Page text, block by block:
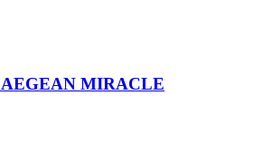
AEGEAN MIRACLE